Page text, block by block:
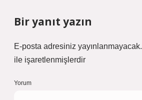
Bir yanıt yazın
E-posta adresiniz yayınlanmayacak.
ile işaretlenmişlerdir
Yorum